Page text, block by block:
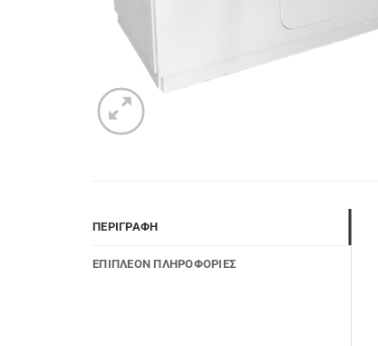
ΠΕΡΙΓΡΑΦΉ
ΕΠΙΠΛΈΟΝ ΠΛΗΡΟΦΟΡΊΕΣ